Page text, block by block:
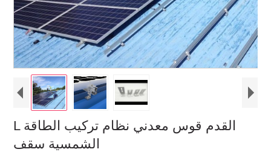
L القدم قوس معدني نظام تركيب الطاقة
الشمسية سقف